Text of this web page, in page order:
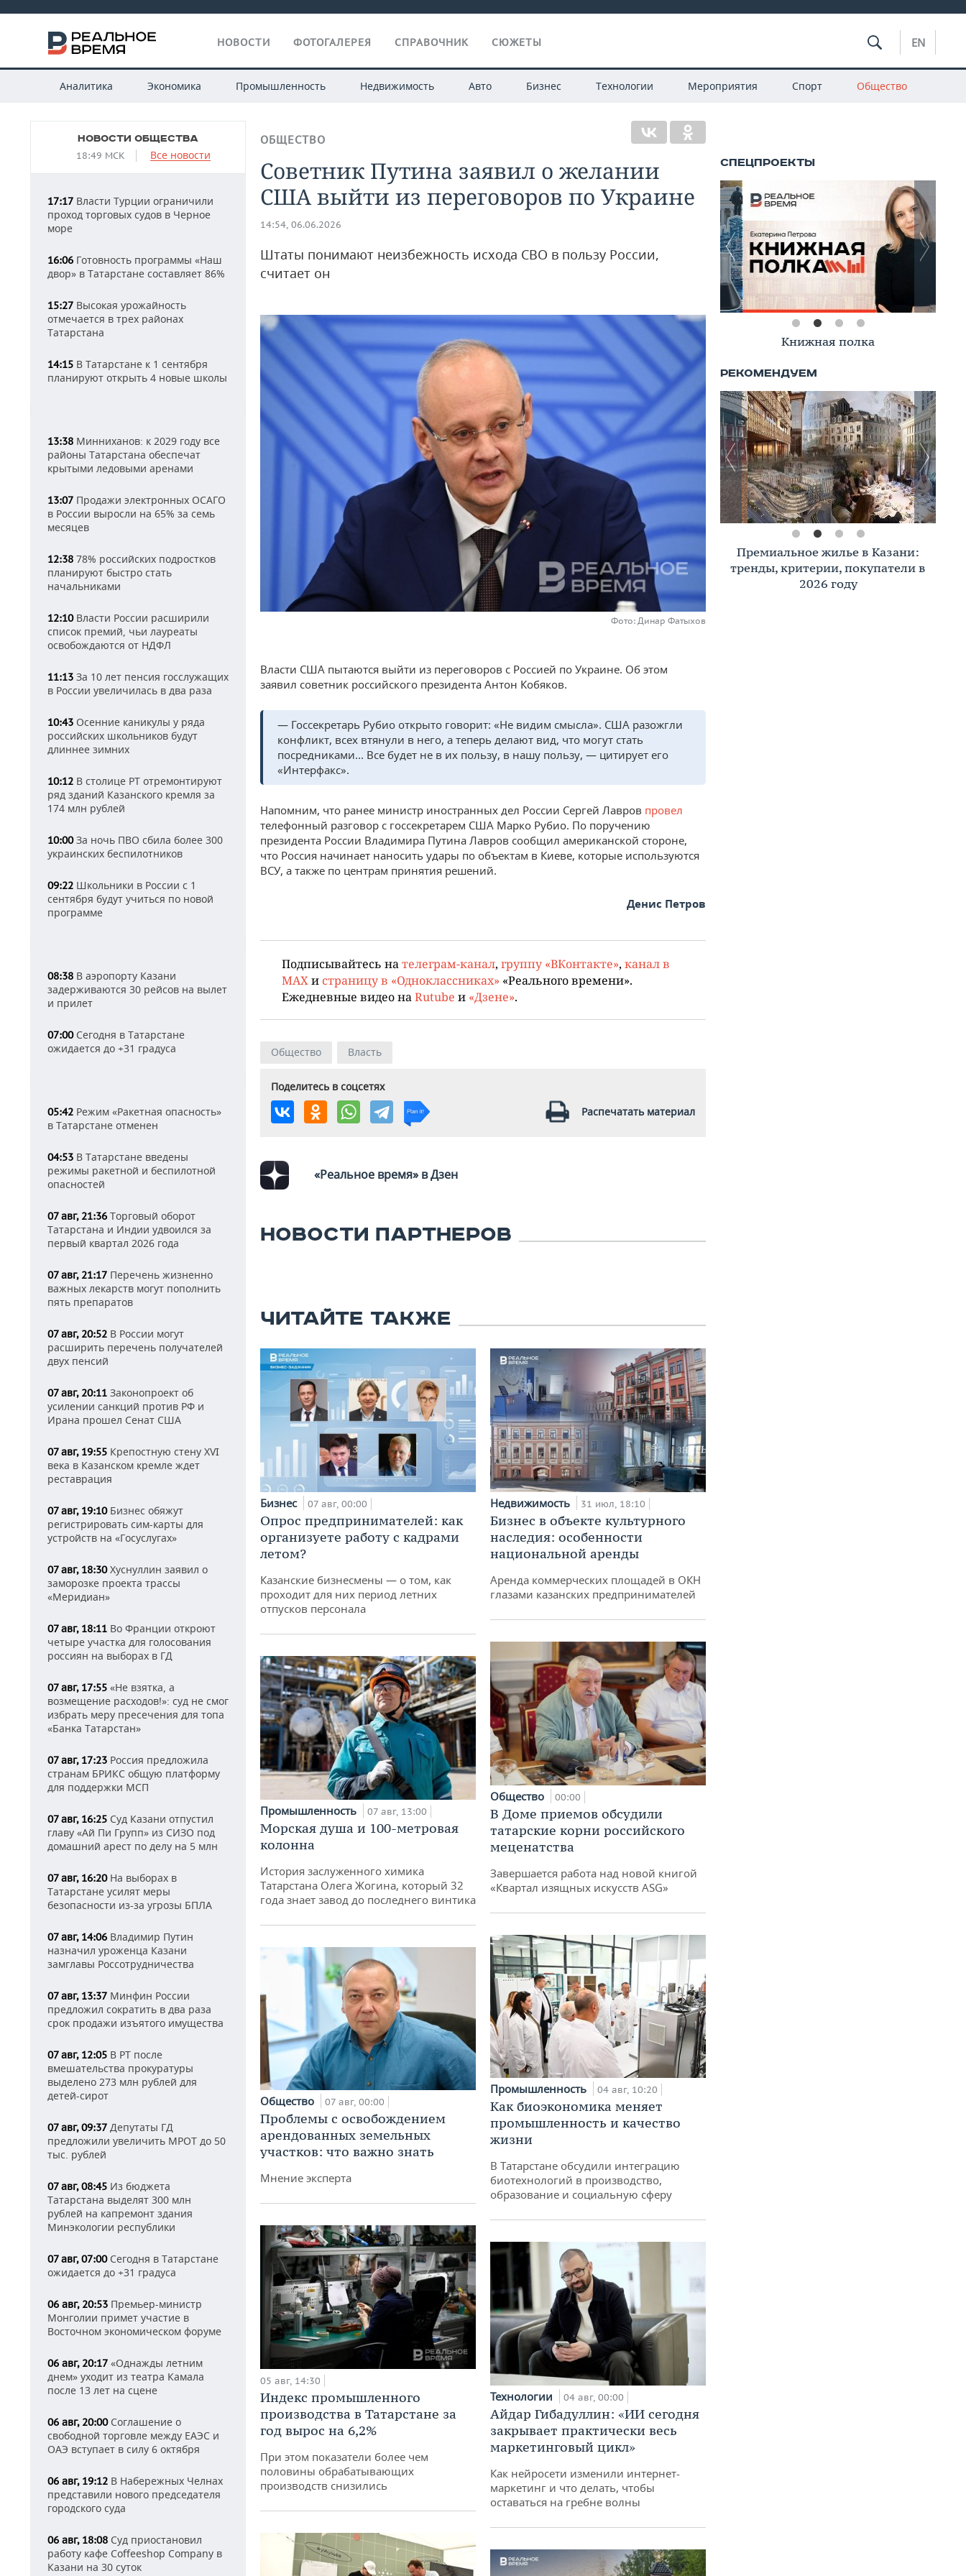
НОВОСТИ ФОТОГАЛЕРЕЯ СПРАВОЧНИК СЮЖЕТЫ EN
Аналитика Экономика Промышленность Недвижимость Авто Бизнес Технологии Мероприятия Спорт Общество
НОВОСТИ ОБЩЕСТВА
18:49 МСК Все новости
17:17 Власти Турции ограничили
проход торговых судов в Черное
море
16:06 Готовность программы «Наш
двор» в Татарстане составляет 86%
15:27 Высокая урожайность
отмечается в трех районах
Татарстана
14:15 В Татарстане к 1 сентября
планируют открыть 4 новые школы
13:38 Минниханов: к 2029 году все
районы Татарстана обеспечат
крытыми ледовыми аренами
13:07 Продажи электронных ОСАГО
в России выросли на 65% за семь
месяцев
12:38 78% российских подростков
планируют быстро стать
начальниками
12:10Власти России расширили
список премий, чьи лауреаты
освобождаются от НДФЛ
11:13 За 10 лет пенсия госслужащих
в России увеличилась в два раза
10:43 Осенние каникулы у ряда
российских школьников будут
длиннее зимних
10:12 В столице РТ отремонтируют
ряд зданий Казанского кремля за
174 млн рублей
10:00За ночь ПВО сбила более 300
украинских беспилотников
09:22 Школьники в России с 1
сентября будут учиться по новой
программе
08:38 В аэропорту Казани
задерживаются 30 рейсов на вылет
и прилет
07:00Сегодня в Татарстане
ожидается до +31 градуса
05:42 Режим «Ракетная опасность»
в Татарстане отменен
04:53 В Татарстане введены
режимы ракетной и беспилотной
опасностей
07 авг, 21:36 Торговый оборот
Татарстана и Индии удвоился за
первый квартал 2026 года
07 авг, 21:17 Перечень жизненно
важных лекарств могут пополнить
пять препаратов
07 авг, 20:52 В России могут
расширить перечень получателей
двух пенсий
07 авг, 20:11 Законопроект об
усилении санкций против РФ и
Ирана прошел Сенат США
07 авг, 19:55 Крепостную стену XVI
века в Казанском кремле ждет
реставрация
07 авг, 19:10Бизнес обяжут
регистрировать сим-карты для
устройств на «Госуслугах»
07 авг, 18:30Хуснуллин заявил о
заморозке проекта трассы
«Меридиан»
07 авг, 18:11 Во Франции откроют
четыре участка для голосования
россиян на выборах в ГД
07 авг, 17:55 «Не взятка, а
возмещение расходов!»: суд не смог
избрать меру пресечения для топа
«Банка Татарстан»
07 авг, 17:23 Россия предложила
странам БРИКС общую платформу
для поддержки МСП
07 авг, 16:25 Суд Казани отпустил
главу «Ай Пи Групп» из СИЗО под
домашний арест по делу на 5 млн
07 авг, 16:20На выборах в
Татарстане усилят меры
безопасности из-за угрозы БПЛА
07 авг, 14:06 Владимир Путин
назначил уроженца Казани
замглавы Россотрудничества
07 авг, 13:37 Минфин России
предложил сократить в два раза
срок продажи изъятого имущества
07 авг, 12:05 В РТ после
вмешательства прокуратуры
выделено 273 млн рублей для
детей-сирот
07 авг, 09:37 Депутаты ГД
предложили увеличить МРОТ до 50
тыс. рублей
07 авг, 08:45 Из бюджета
Татарстана выделят 300 млн
рублей на капремонт здания
Минэкологии республики
07 авг, 07:00Сегодня в Татарстане
ожидается до +31 градуса
06 авг, 20:53 Премьер-министр
Монголии примет участие в
Восточном экономическом форуме
06 авг, 20:17 «Однажды летним
днем» уходит из театра Камала
после 13 лет на сцене
06 авг, 20:00Соглашение о
свободной торговле между ЕАЭС и
ОАЭ вступает в силу 6 октября
06 авг, 19:12 В Набережных Челнах
представили нового председателя
городского суда
06 авг, 18:08 Суд приостановил
работу кафе Coffeeshop Company в
Казани на 30 суток
ОБЩЕСТВО
Советник Путина заявил о желании
США выйти из переговоров по Украине
14:54, 06.06.2026
Штаты понимают неизбежность исхода СВО в пользу России,
считает он
Фото: Динар Фатыхов
Власти США пытаются выйти из переговоров с Россией по Украине. Об этом
заявил советник российского президента Антон Кобяков.
— Госсекретарь Рубио открыто говорит: «Не видим смысла». США разожгли
конфликт, всех втянули в него, а теперь делают вид, что могут стать
посредниками... Все будет не в их пользу, в нашу пользу, — цитирует его
«Интерфакс».
Напомним, что ранее министр иностранных дел России Сергей Лавров провел
телефонный разговор с госсекретарем США Марко Рубио. По поручению
президента России Владимира Путина Лавров сообщил американской стороне,
что Россия начинает наносить удары по объектам в Киеве, которые используются
ВСУ, а также по центрам принятия решений.
Денис Петров
Подписывайтесь нателеграм-канал, группу «ВКонтакте», канал в
MAXи страницу в «Одноклассниках» «Реального времени».
Ежедневные видео наRutube и «Дзене».
Общество Власть
Поделитесь в соцсетях
Распечатать материал
«Реальное время» в Дзен
НОВОСТИ ПАРТНЕРОВ
ЧИТАЙТЕ ТАКЖЕ
Бизнес 07 авг, 00:00
Опрос предпринимателей: как
организуете работу с кадрами
летом?
Казанские бизнесмены — о том, как
проходит для них период летних
отпусков персонала
Промышленность 07 авг, 13:00
Морская душа и 100-метровая
колонна
История заслуженного химика
Татарстана Олега Жогина, который 32
года знает завод до последнего винтика
Общество 07 авг, 00:00
Проблемы с освобождением
арендованных земельных
участков: что важно знать
Мнение эксперта
05 авг, 14:30
Индекс промышленного
производства в Татарстане за
год вырос на 6,2%
При этом показатели более чем
половины обрабатывающих
производств снизились
Недвижимость 31 июл, 18:10
Бизнес в объекте культурного
наследия: особенности
национальной аренды
Аренда коммерческих площадей в ОКН
глазами казанских предпринимателей
Общество 00:00
В Доме приемов обсудили
татарские корни российского
меценатства
Завершается работа над новой книгой
«Квартал изящных искусств ASG»
Промышленность 04 авг, 10:20
Как биоэкономика меняет
промышленность и качество
жизни
В Татарстане обсудили интеграцию
биотехнологий в производство,
образование и социальную сферу
Технологии 04 авг, 00:00
Айдар Гибадуллин: «ИИ сегодня
закрывает практически весь
маркетинговый цикл»
Как нейросети изменили интернет-
маркетинг и что делать, чтобы
оставаться на гребне волны
Книжная полка
Премиальное жилье в Казани:
тренды, критерии, покупатели в
2026 году